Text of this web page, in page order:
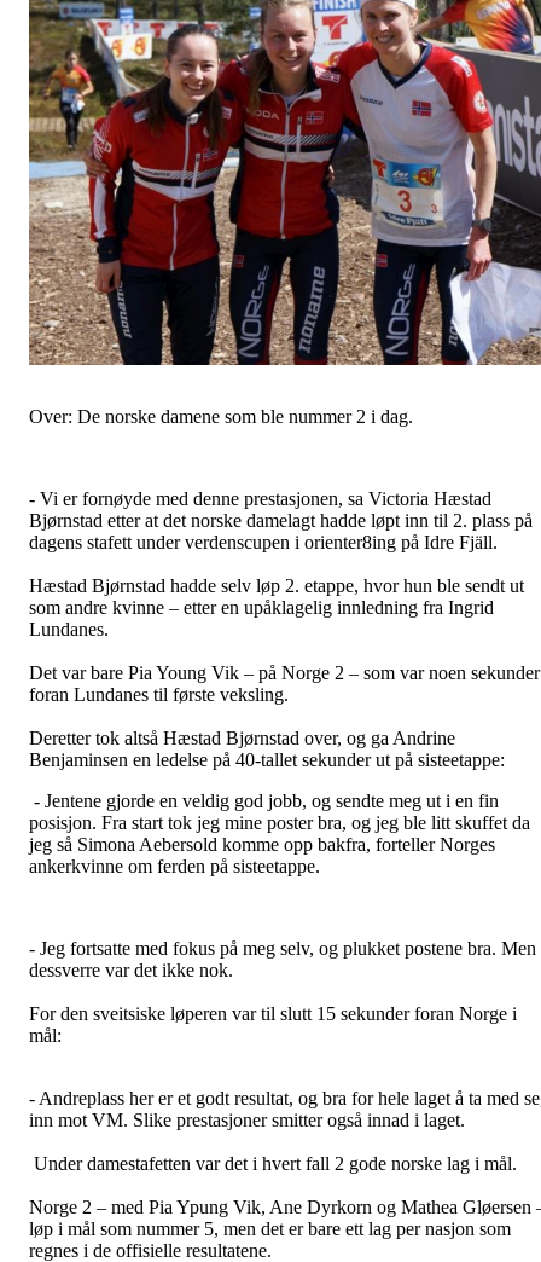
Over: De norske damene som ble nummer 2 i dag.
- Vi er fornøyde med denne prestasjonen, sa Victoria Hæstad
Bjørnstad etter at det norske damelagt hadde løpt inn til 2. plass på
dagens stafett under verdenscupen i orienter8ing på Idre Fjäll.
Hæstad Bjørnstad hadde selv løp 2. etappe, hvor hun ble sendt ut
som andre kvinne – etter en upåklagelig innledning fra Ingrid
Lundanes.
Det var bare Pia Young Vik – på Norge 2 – som var noen sekunder
foran Lundanes til første veksling.
Deretter tok altså Hæstad Bjørnstad over, og ga Andrine
Benjaminsen en ledelse på 40-tallet sekunder ut på sisteetappe:
- Jentene gjorde en veldig god jobb, og sendte meg ut i en fin
posisjon. Fra start tok jeg mine poster bra, og jeg ble litt skuffet da
jeg så Simona Aebersold komme opp bakfra, forteller Norges
ankerkvinne om ferden på sisteetappe.
- Jeg fortsatte med fokus på meg selv, og plukket postene bra. Men
dessverre var det ikke nok.
For den sveitsiske løperen var til slutt 15 sekunder foran Norge i
mål:
- Andreplass her er et godt resultat, og bra for hele laget å ta med
inn mot VM. Slike prestasjoner smitter også innad i laget.
Under damestafetten var det i hvert fall 2 gode norske lag i mål.
Norge 2 – med Pia Ypung Vik, Ane Dyrkorn og Mathea Gløersen
løp i mål som nummer 5, men det er bare ett lag per nasjon som
regnes i de offisielle resultatene.